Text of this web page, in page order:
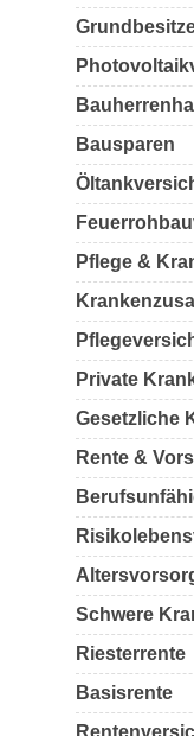
Bausparen
Pflege &
Private
Gesetzliche
Rente &
Schwere
Riesterrente
Basisrente